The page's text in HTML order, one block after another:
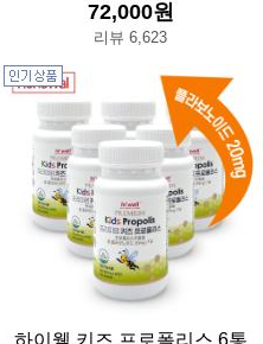
72,000원
리뷰 6,623
하이웰 키즈 프로폴리스 6통